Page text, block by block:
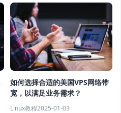
如何选择合适的美国VPS网络带
宽，以满足业务需求？
Linux教程2025-01-03